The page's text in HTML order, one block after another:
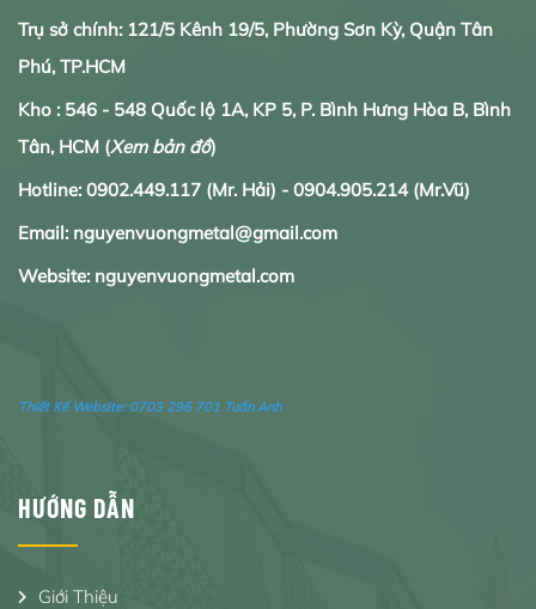
Trụ sở chính: 121/5 Kênh 19/5, Phường Sơn Kỳ, Quận Tân
Phú, TP.HCM
Kho : 546 - 548 Quốc lộ 1A, KP 5, P. Bình Hưng Hòa B, Bình
Tân, HCM (Xem bản đồ)
Hotline: 0902.449.117 (Mr. Hải) - 0904.905.214(Mr.Vũ)
Email: nguyenvuongmetal@gmail.com
Website: nguyenvuongmetal.com
Thiết Kế Website: 0703 296 701 Tuấn Anh
HƯỚNG DẪN
Giới Thiệu